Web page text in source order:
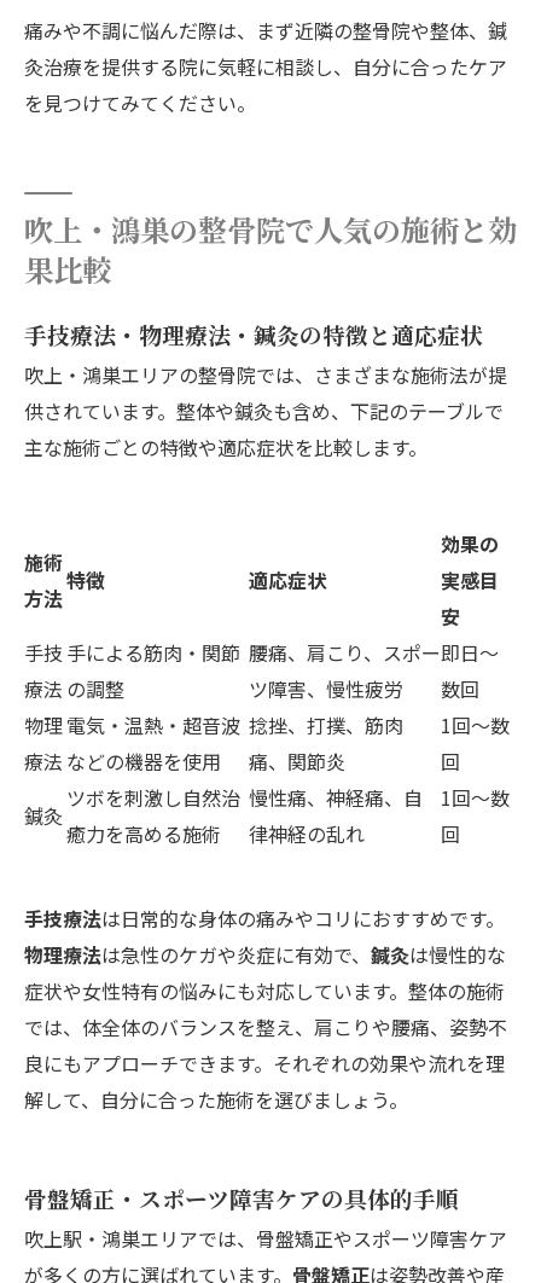
痛みや不調に悩んだ際は、まず近隣の整骨院や整体、鍼
灸治療を提供する院に気軽に相談し、自分に合ったケア
を見つけてみてください。
吹上・鴻巣の整骨院で人気の施術と効
果比較
手技療法・物理療法・鍼灸の特徴と適応症状
吹上・鴻巣エリアの整骨院では、さまざまな施術法が提
供されています。整体や鍼灸も含め、下記のテーブルで
主な施術ごとの特徴や適応症状を比較します。
施術
方法
特徴 適応症状
効果の
実感目
安
手技
療法
手による筋肉・関節
の調整
腰痛、肩こり、スポー
ツ障害、慢性疲労
即日～
数回
物理
療法
電気・温熱・超音波
などの機器を使用
捻挫、打撲、筋肉
痛、関節炎
1回～数
回
鍼灸
ツボを刺激し自然治
癒力を高める施術
慢性痛、神経痛、自
律神経の乱れ
1回～数
回
手技療法は日常的な身体の痛みやコリにおすすめです。
物理療法は急性のケガや炎症に有効で、 鍼灸は慢性的な
症状や女性特有の悩みにも対応しています。整体の施術
では、体全体のバランスを整え、肩こりや腰痛、姿勢不
良にもアプローチできます。それぞれの効果や流れを理
解して、自分に合った施術を選びましょう。
骨盤矯正・スポーツ障害ケアの具体的手順
吹上駅・鴻巣エリアでは、骨盤矯正やスポーツ障害ケア
が多くの方に選ばれています。 骨盤矯正は姿勢改善や産